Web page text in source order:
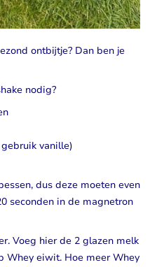
ontbijtje? Dan ben je
nodig?
vanille)
dus deze moeten even
seconden in de magnetron
Voeg hier de 2 glazen melk
Whey eiwit. Hoe meerWhey